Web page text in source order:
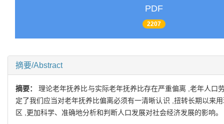
PDF
2207
摘要/Abstract
摘要：
理论老年抚养比与实际老年抚养比存在严重偏离 ,老年人口
定了我们应当对老年抚养比偏离必须有一清晰认识 ,扭转长期以来
区 ,更加科学、准确地分析和判断人口发展对社会经济发展的影响。